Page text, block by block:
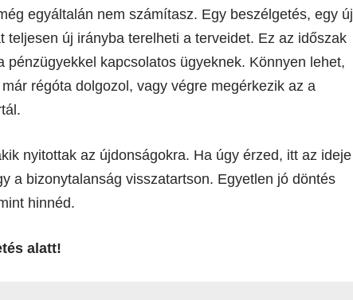
egyáltalán nem számítasz. Egy beszélgetés, egy új
teljesen új irányba terelheti a terveidet. Ez az időszak
pénzügyekkel kapcsolatos ügyeknek. Könnyen lehet,
régóta dolgozol, vagy végre megérkezik az a
nyitottak az újdonságokra. Ha úgy érzed, itt az ideje
a bizonytalanság visszatartson. Egyetlen jó döntés
hinnéd.
alatt!